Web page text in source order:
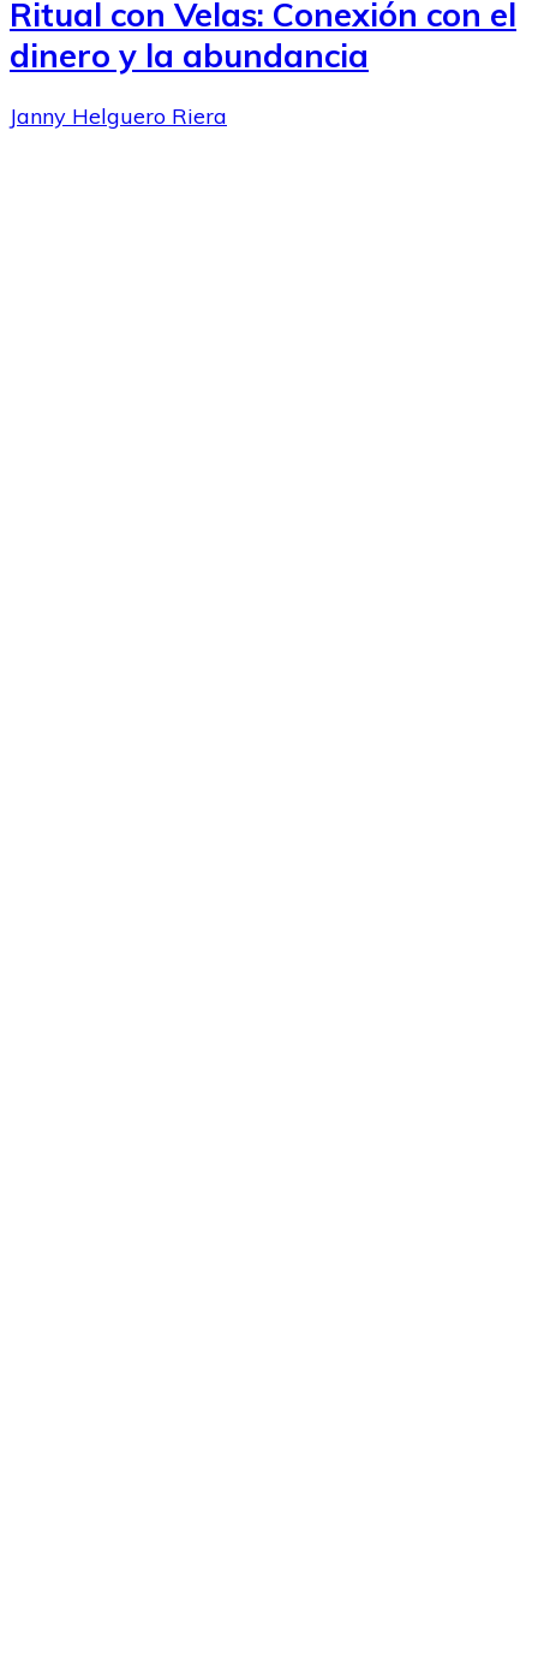
Ritual con Velas: Conexión con el
dinero y la abundancia
Janny Helguero Riera